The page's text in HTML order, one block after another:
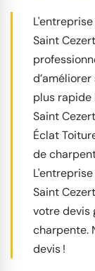
Saint
plus rapide
Saint
Éclat
de
Saint
votre devis
charpente.
devis !